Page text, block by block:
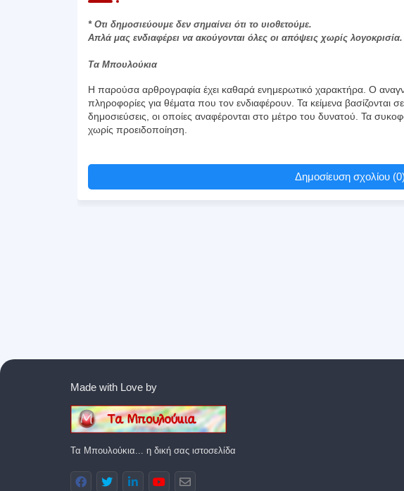
* Οτι δημοσιεύουμε δεν σημαίνει ότι το υιοθετούμε.
Απλά μας ενδιαφέρει να ακούγονται όλες οι απόψεις χωρίς λογοκρισία.
Τα Μπουλούκια
Η παρούσα αρθρογραφία έχει καθαρά ενημερωτικό χαρακτήρα. Ο
πληροφορίες για θέματα που τον ενδιαφέρουν. Τα κείμενα βασίζονται
δημοσιεύσεις, οι οποίες αναφέρονται στο μέτρο του δυνατού. Τα
χωρίς προειδοποίηση.
Δημοσίευση σχολίου (0)
Made with Love by
Τα Μπουλούκια... η δική σας ιστοσελίδα